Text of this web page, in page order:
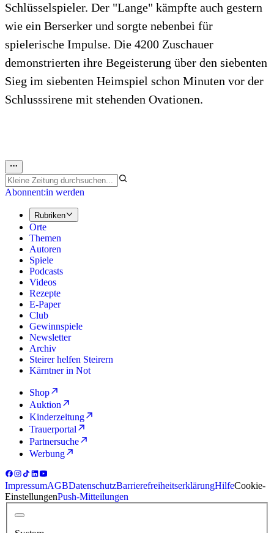
Schlüsselspieler. Der "Lange" kämpfte auch gestern
wie ein Berserker und sorgte nebenbei für
spielerische Impulse. Die 4200 Zuschauer
demonstrierten ihre Begeisterung über den siebenten
Sieg im siebenten Heimspiel schon Minuten vor der
Schlusssirene mit stehenden Ovationen.
Abonnent:in werden
Rubriken
Orte
Themen
Autoren
Spiele
Podcasts
Videos
Rezepte
E-Paper
Club
Gewinnspiele
Newsletter
Archiv
Steirer helfen Steirern
Kärntner in Not
Shop
Auktion
Kinderzeitung
Trauerportal
Partnersuche
Werbung
ImpressumAGBDatenschutzBarrierefreiheitserklärungHilfeCookie-
EinstellungenPush-Mitteilungen